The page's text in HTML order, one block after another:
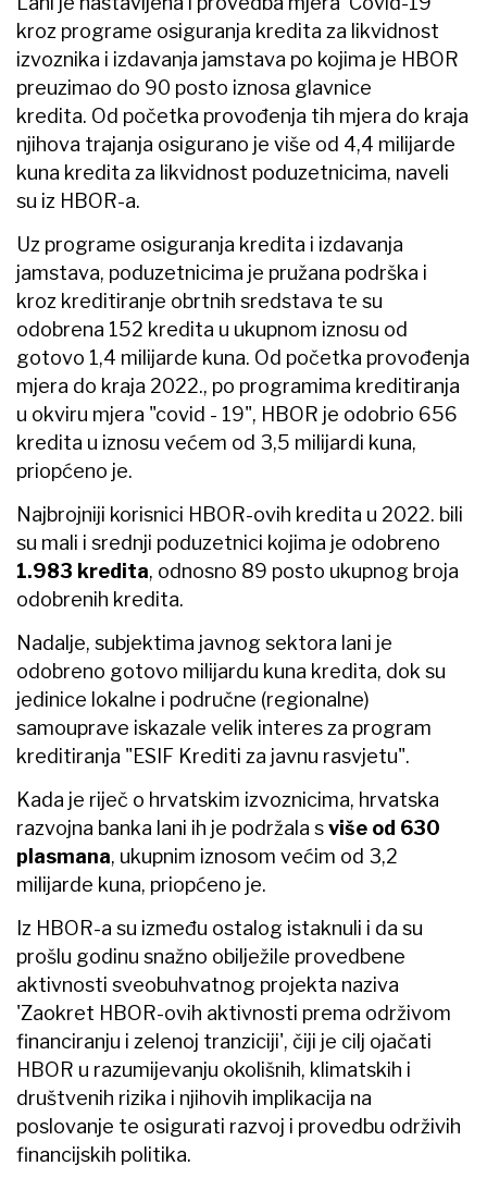
plasmana, ukupnim iznosom većim od 3,2
milijarde kuna, priopćeno je.
Iz HBOR-a su između ostalog istaknuli i da su
prošlu godinu snažno obilježile provedbene
aktivnosti sveobuhvatnog projekta naziva
'Zaokret HBOR-ovih aktivnosti prema održivom
financiranju i zelenoj tranziciji', čiji je cilj ojačati
društvenih rizika i njihovih implikacija na
poslovanje te osigurati razvoj i provedbu održivih
financijskih politika.
- Nove mjere i aktivnosti rezultirale su
povećanjem interesa privatnih gospodarskih i
javnih subjekata za HBOR-ovim sredstvima. U
2022. nastavljen je trend smanjenja sklonosti
poduzetnika prema investicijskim ulaganjima te je
za održavanje likvidnosti. Unatoč navedenim
okolnostima, HBOR je nešto manje od polovice
ukupnog iznosa odobrenih kredita odobrio za
realizaciju investicijskih projekata. Oni su posebno
značajni jer je riječ o ulaganjima koja pridonose
ujednačenom gospodarskom razvoju, povećanju
konkurentnosti poduzetnika, ulaganju u nove
tehnologije i proizvodnju te nova zapošljavanja
- rekao je predsjednik Uprave HBOR-aHrvoje
#HBOR #HRVOJE ČUVALO
#POSLOVANJE
#KREDITIRANJE
čitajte lider u digitalnom izdanju
vezani članci